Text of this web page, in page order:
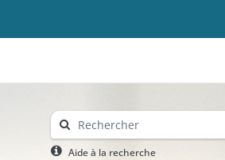
Aide à la recherche